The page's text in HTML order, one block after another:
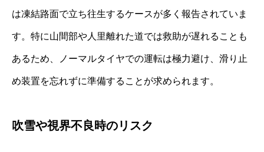
は凍結路面で立ち往生するケースが多く報告されていま
す。特に山間部や人里離れた道では救助が遅れることも
あるため、ノーマルタイヤでの運転は極力避け、滑り止
め装置を忘れずに準備することが求められます。
吹雪や視界不良時のリスク